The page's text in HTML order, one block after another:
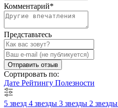
Комментарий*
Представьтесь
Отправить отзыв
Сортировать по:
Дате Рейтингу Полезности
5 звезд 4 звезды 3 звезды 2 звезды